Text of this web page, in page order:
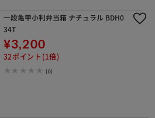
一段亀甲小判弁当箱 ナチュラル BDH0
34T
¥3,200
32ポイント(1倍)
(0)